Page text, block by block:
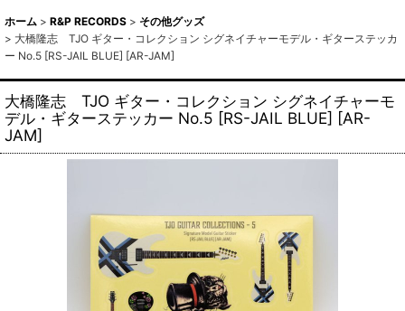
ホーム > R&P RECORDS > その他グッズ
> 大橋隆志 TJO ギター・コレクション シグネイチャーモデル・ギターステッカ
ー No.5 [RS-JAIL BLUE] [AR-JAM]
大橋隆志 TJO ギター・コレクション シグネイチャーモ
デル・ギターステッカー No.5 [RS-JAIL BLUE] [AR-
JAM]